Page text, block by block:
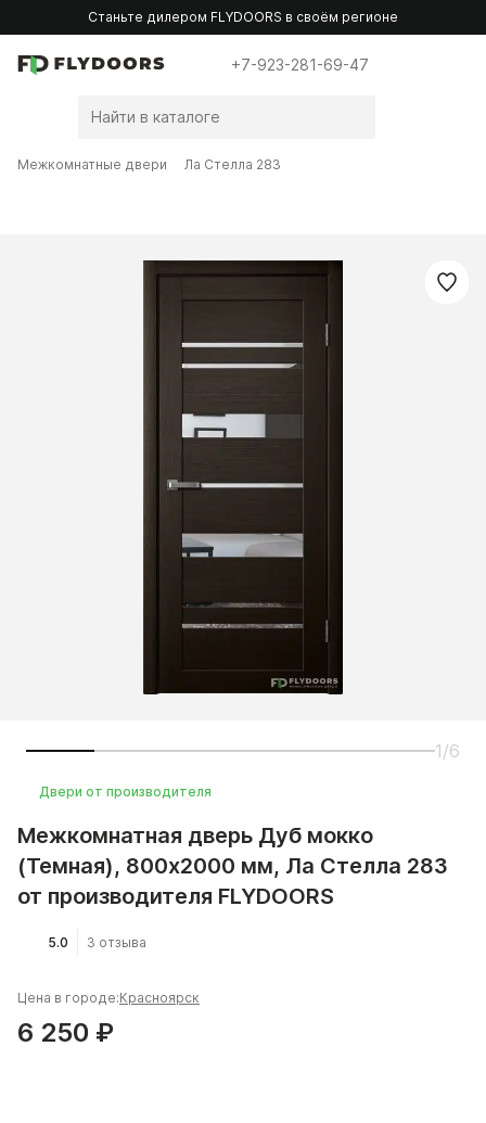
Станьте дилером FLYDOORS в своём регионе
+7-923-281-69-47
Межкомнатные двери Ла Стелла 283
1/6
Двери от производителя
Межкомнатная дверь Дуб мокко
(Темная), 800x2000 мм, Ла Стелла 283
от производителя FLYDOORS
5.0 3 отзыва
Цена в городе:Красноярск
6 250 ₽